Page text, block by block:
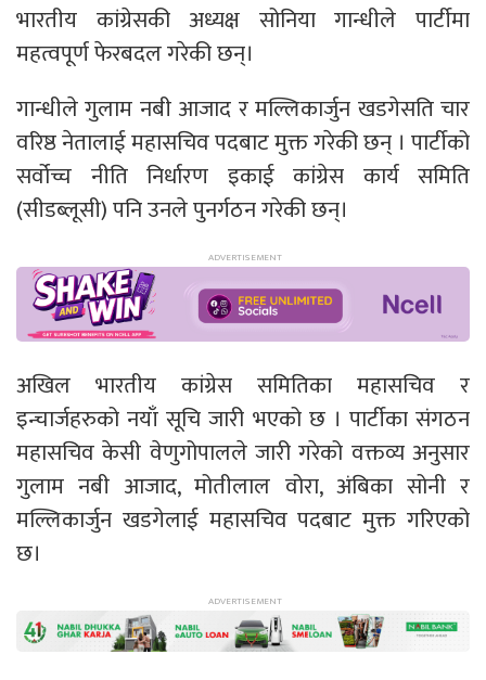
भारतीय कांग्रेसकी अध्यक्ष सोनिया गान्धीले पार्टीमा
महत्वपूर्ण फेरबदल गरेकी छन्।
गान्धीले गुलाम नबी आजाद र मल्लिकार्जुन खडगेसति चार
वरिष्ठ नेतालाई महासचिव पदबाट मुक्त गरेकी छन् । पार्टीको
सर्वोच्च नीति निर्धारण इकाई कांग्रेस कार्य समिति
(सीडब्लूसी) पनि उनले पुनर्गठन गरेकी छन्।
अखिल भारतीय कांग्रेस समितिका महासचिव र
इन्चार्जहरुको नयाँ सूचि जारी भएको छ । पार्टीका संगठन
महासचिव केसी वेणुगोपालले जारी गरेको वक्तव्य अनुसार
गुलाम नबी आजाद, मोतीलाल वोरा, अंबिका सोनी र
मल्लिकार्जुन खडगेलाई महासचिव पदबाट मुक्त गरिएको
छ।